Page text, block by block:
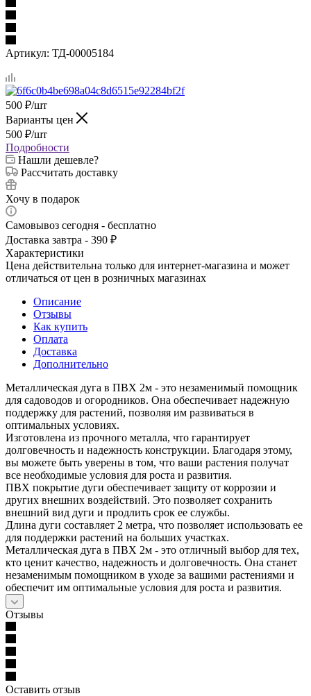
Артикул: ТД-00005184
500 ₽/шт
Варианты цен
500 ₽/шт
Подробности
Нашли дешевле?
Рассчитать доставку
Хочу в подарок
Самовывоз сегодня - бесплатно
Доставка завтра - 390 ₽
Характеристики
Цена действительна только для интернет-магазина и может
отличаться от цен в розничных магазинах
Описание
Отзывы
Как купить
Оплата
Доставка
Дополнительно
Металлическая дуга в ПВХ 2м - это незаменимый помощник
для садоводов и огородников. Она обеспечивает надежную
поддержку для растений, позволяя им развиваться в
оптимальных условиях.
Изготовлена из прочного металла, что гарантирует
долговечность и надежность конструкции. Благодаря этому,
вы можете быть уверены в том, что ваши растения получат
все необходимые условия для роста и развития.
ПВХ покрытие дуги обеспечивает защиту от коррозии и
других внешних воздействий. Это позволяет сохранить
внешний вид дуги и продлить срок ее службы.
Длина дуги составляет 2 метра, что позволяет использовать ее
для поддержки растений на больших участках.
Металлическая дуга в ПВХ 2м - это отличный выбор для тех,
кто ценит качество, надежность и долговечность. Она станет
незаменимым помощником в уходе за вашими растениями и
обеспечит им оптимальные условия для роста и развития.
Отзывы
Оставить отзыв